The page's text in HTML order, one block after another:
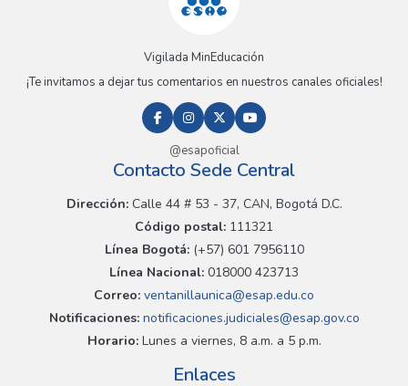
Vigilada MinEducación
¡Te invitamos a dejar tus comentarios en nuestros canales oficiales!
@esapoficial
Contacto Sede Central
Dirección:Calle 44 # 53 - 37, CAN, Bogotá D.C.
Código postal: 111321
Línea Bogotá:(+57) 601 7956110
Línea Nacional: 018000 423713
Correo: ventanillaunica@esap.edu.co
Notificaciones:notificaciones.judiciales@esap.gov.co
Horario:Lunes a viernes, 8 a.m. a 5 p.m.
Enlaces